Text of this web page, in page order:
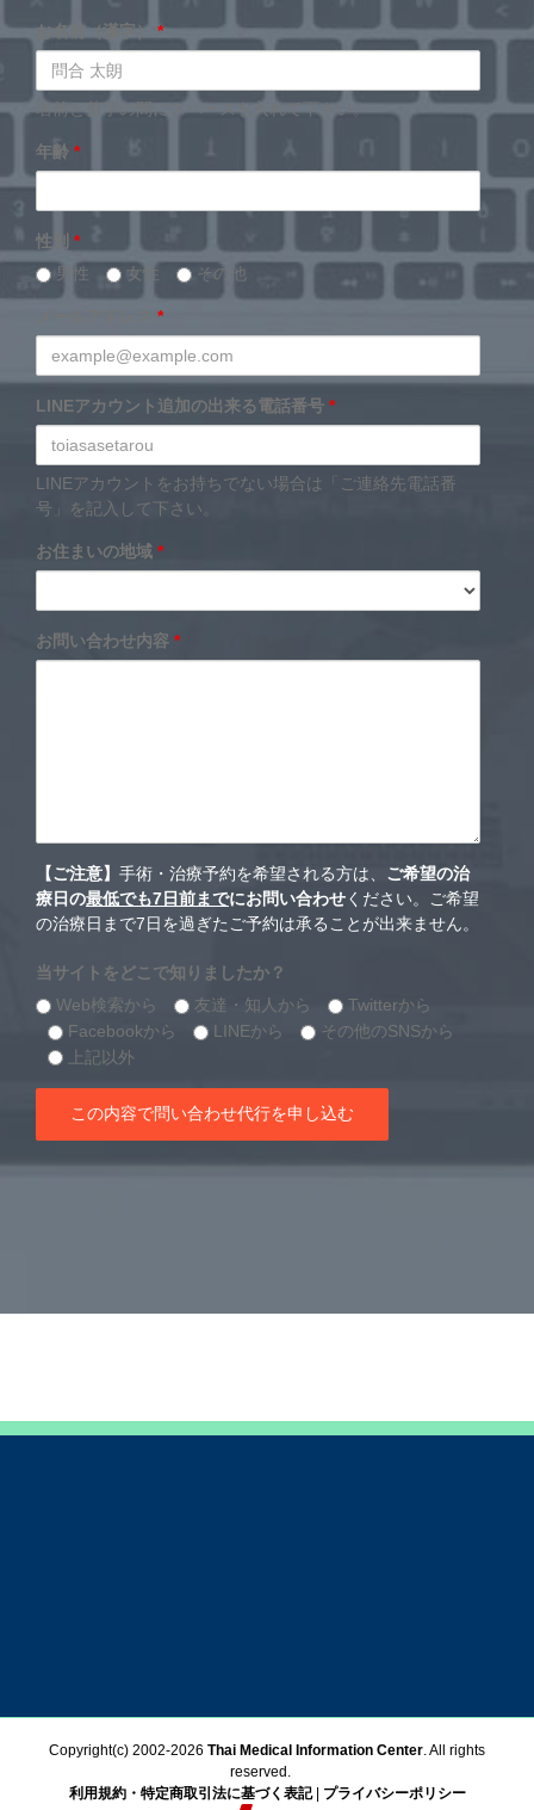
お名前（漢字） *
名前と苗字の間にスペースを入れて下さい。
年齢 *
性別 *
男性
女性 その他
*
LINEアカウント追加の出来る電話番号 *
LINEアカウントをお持ちでない場合は「ご連絡先電話番
号」を記入して下さい。
お住まいの地域 *
お問い合わせ内容 *
【ご注意】 手術・治療予約を希望される方は、 ご希望の治
療日の最低でも7日前までにお問い合わせください。ご希望
の治療日まで7日を過ぎたご予約は承ることが出来ません。
当サイトをどこで知りましたか？
Web検索から
友達・知人から
Twitterから
Facebookから
LINEから
その他のSNSから
上記以外
Copyright(c) 2002-2026 Thai Medical Information Center . All rights
reserved.
利用規約・特定商取引法に基づく表記| プライバシーポリシー